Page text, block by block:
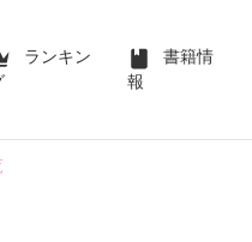
ランキン
書籍情
報